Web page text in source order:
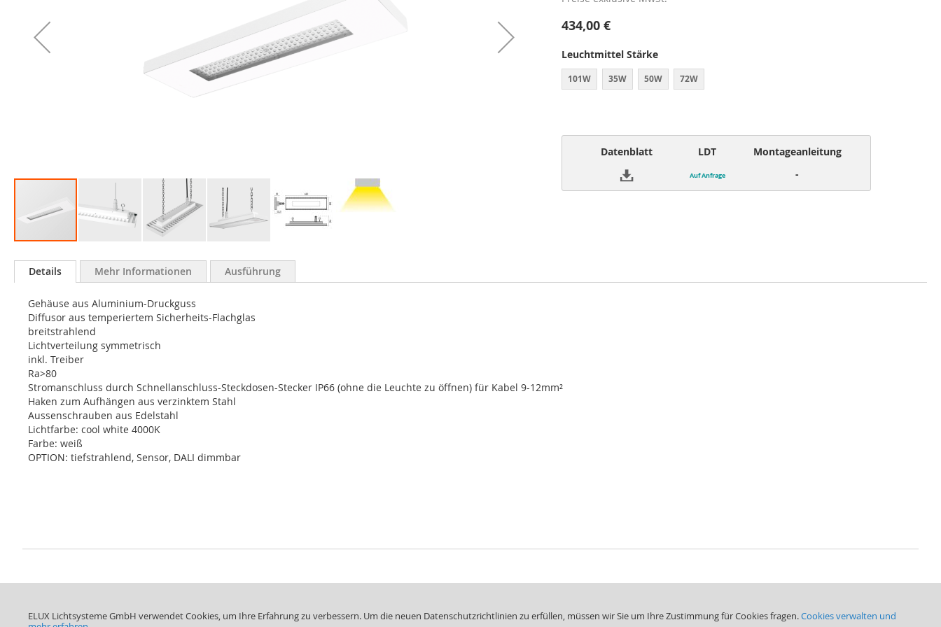
ELUX Lichtsysteme GmbH verwendet Cookies, um Ihre Erfahrung zu verbessern. Um die neuen Datenschutzrichtlinien zu erfüllen, müssen wir Sie um Ihre Zustimmung für Cookies fragen.Cookies verwalten und
Anfang
springen
434,00 €
Leuchtmittel Stärke
101W 35W 50W 72W
Datenblatt LDT Montageanleitung
Auf Anfrage -
Details
Gehäuse aus Aluminium-Druckguss
Diffusor aus temperiertem Sicherheits-Flachglas
breitstrahlend
Lichtverteilung symmetrisch
inkl. Treiber
Ra>80
Stromanschluss durch Schnellanschluss-Steckdosen-Stecker IP66 (ohne die Leuchte zu öffnen) für Kabel 9-12mm²
Haken zum Aufhängen aus verzinktem Stahl
Aussenschrauben aus Edelstahl
Lichtfarbe: cool white 4000K
Farbe: weiß
OPTION: tiefstrahlend, Sensor, DALI dimmbar
Mehr Informationen Ausführung